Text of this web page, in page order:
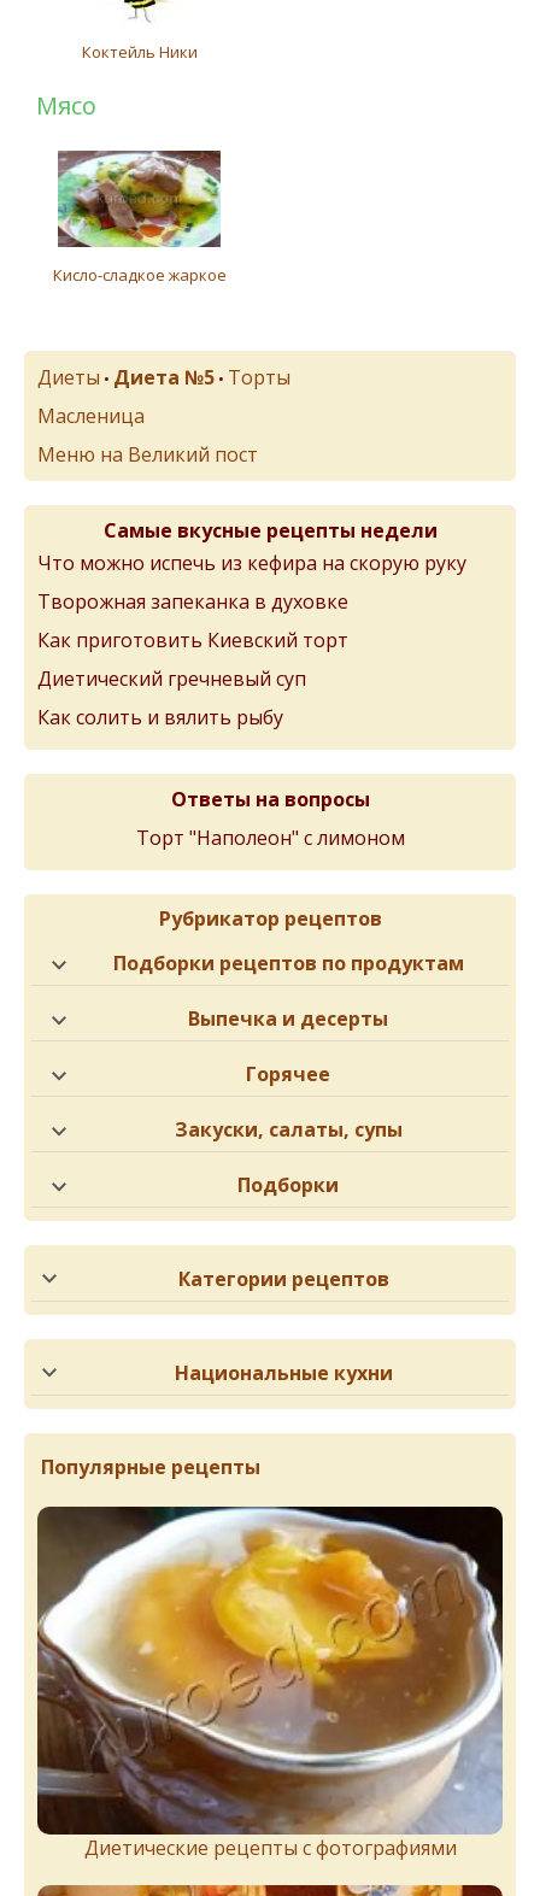
Коктейль Ники
Мясо
Кисло-сладкое жаркое
Диеты • Диета №5 • Торты
Масленица
Меню на Великий пост
Самые вкусные рецепты недели
Что можно испечь из кефира на скорую руку
Творожная запеканка в духовке
Как приготовить Киевский торт
Диетический гречневый суп
Как солить и вялить рыбу
Ответы на вопросы
Торт "Наполеон" с лимоном
Рубрикатор рецептов
Подборки рецептов по продуктам
Выпечка и десерты
Горячее
Закуски, салаты, супы
Подборки
Категории рецептов
Национальные кухни
Популярные рецепты
Диетические рецепты с фотографиями